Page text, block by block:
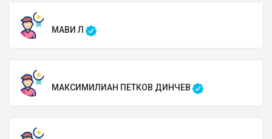
МАВИ Л
МАКСИМИЛИАН ПЕТКОВ ДИНЧЕВ